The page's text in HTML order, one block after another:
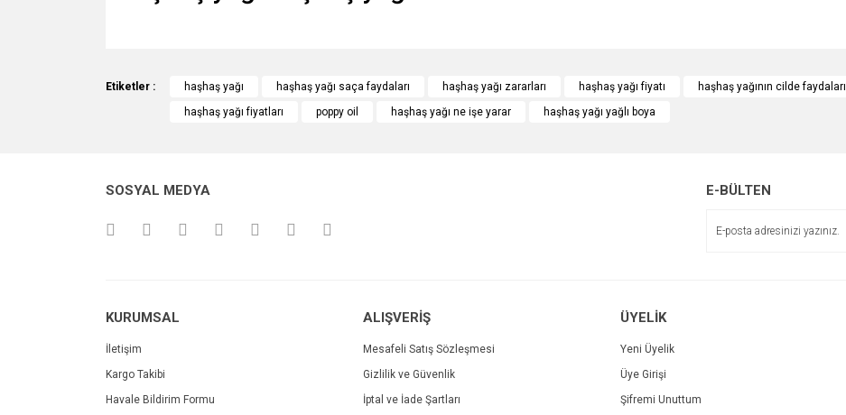
Bu ürüne ilk yorumu siz yapın!
Ürün resmi kalitesiz, bozuk veya görüntülenemiyor.
Ürün fiyatı diğer sitelerden daha pahalı.
Etiketler : haşhaş yağı haşhaş yağı saça faydaları haşhaş yağı zararları haşhaş yağı fiyatı haşhaş yağının cilde faydaları
haşhaş yağı fiyatları
poppy oil haşhaş yağı ne işe yarar haşhaş yağı yağlı boya
SOSYAL MEDYA E-BÜLTEN
KURUMSAL
İletişim
Kargo Takibi
Havale Bildirim Formu
ALIŞVERİŞ
Mesafeli Satış Sözleşmesi
Gizlilik ve Güvenlik
İptal ve İade Şartları
ÜYELİK
Yeni Üyelik
Üye Girişi
Şifremi Unuttum